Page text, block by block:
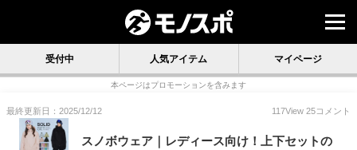
受付中 人気アイテム マイページ
本ページはプロモーションを含みます
最終更新日：2025/12/12 117View 25コメント
スノボウェア｜レディース向け！上下セットの